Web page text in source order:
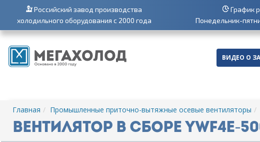
Российский завод производства
холодильного оборудования с 2000 года
График
Понедельник-
ВИДЕО О
Главная Промышленные приточно-вытяжные осевые вентиляторы
Вентилятор в сборе YWF4E-